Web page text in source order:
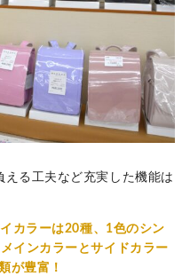
る工夫など充実した機能は
カラーは20種、1色のシン
インカラーとサイドカラー
が豊富！